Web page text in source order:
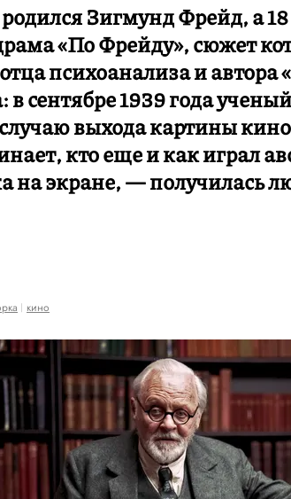
Зигмунд Фрейд, а
«По Фрейду», сюжет
психоанализа и
сентябре 1939 года
выхода картины
кто еще и как играл
на экране, — получилась
кино